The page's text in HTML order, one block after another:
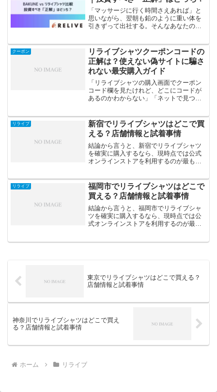
「マッサージに行く時間さえあれば」と
思いながら、翌朝も鉛のように重い体を
引きずって出社する。そんなあなたのよ
たの疲れの原因が「睡眠中のリラックス
不足」や「休息の質」にあ...
クーポン
リライブシャツクーポンコードの
正解は？使えない偽サイトに騙さ
れない最安購入ガイド
「リライブシャツの購入画面でクーポン
コード欄を見たけれど、どこにコードが
あるのかわからない」「ネットで見つけ
ていませんか。結論から申し上げます。
2025年現在、ネット上の掲...
リライブ
新宿でリライブシャツはどこで買
える？店舗情報と試着事情
結論から言うと、新宿でリライブシャツ
を確実に購入するなら、現時点では公式
オンラインストアを利用するのが最も安
いからです。この記事では、新宿でリラ
イブシャツを店舗購入でき...
リライブ
福岡市でリライブシャツはどこで
買える？店舗情報と試着事情
結論から言うと、福岡市でリライブシャ
ツを確実に購入するなら、現時点では公
式オンラインストアを利用するのが最も
東京でリライブシャツはどこで買える？
店舗情報と試着事情
神奈川でリライブシャツはどこで買え
る？店舗情報と試着事情
ホーム リライブ